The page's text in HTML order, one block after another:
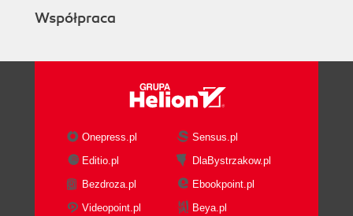
Współpraca
Onepress.pl
Sensus.pl
Editio.pl
DlaBystrzakow.pl
Bezdroza.pl
Ebookpoint.pl
Videopoint.pl
Beya.pl